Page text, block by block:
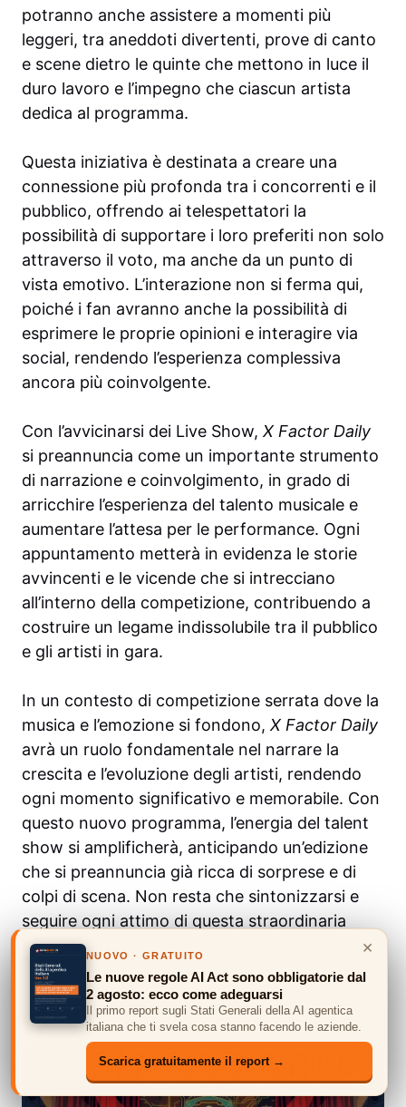
potranno anche assistere a momenti più
leggeri, tra aneddoti divertenti, prove di canto
e scene dietro le quinte che mettono in luce il
duro lavoro e l’impegno che ciascun artista
dedica al programma.
Questa iniziativa è destinata a creare una
connessione più profonda tra i concorrenti e il
pubblico, offrendo ai telespettatori la
possibilità di supportare i loro preferiti non solo
attraverso il voto, ma anche da un punto di
vista emotivo. L’interazione non si ferma qui,
poiché i fan avranno anche la possibilità di
esprimere le proprie opinioni e interagire via
social, rendendo l’esperienza complessiva
ancora più coinvolgente.
Con l’avvicinarsi dei Live Show, X Factor Daily
si preannuncia come un importante strumento
di narrazione e coinvolgimento, in grado di
arricchire l’esperienza del talento musicale e
aumentare l’attesa per le performance. Ogni
appuntamento metterà in evidenza le storie
avvincenti e le vicende che si intrecciano
all’interno della competizione, contribuendo a
costruire un legame indissolubile tra il pubblico
e gli artisti in gara.
In un contesto di competizione serrata dove la
musica e l’emozione si fondono, X Factor Daily
avrà un ruolo fondamentale nel narrare la
crescita e l’evoluzione degli artisti, rendendo
ogni momento significativo e memorabile. Con
questo nuovo programma, l’energia del talent
show si amplificherà, anticipando un’edizione
che si preannuncia già ricca di sorprese e di
colpi di scena. Non resta che sintonizzarsi e
seguire ogni attimo di questa straordinaria
avventura!
TI POTREBBE INTERESSARE ANCHE
×
NUOVO · GRATUITO
Le nuove regole AI Act sono obbligatorie dal
2 agosto: ecco come adeguarsi
Il primo report sugli Stati Generali della AI agentica
italiana che ti svela cosa stanno facendo le aziende.
Scarica gratuitamente il report →